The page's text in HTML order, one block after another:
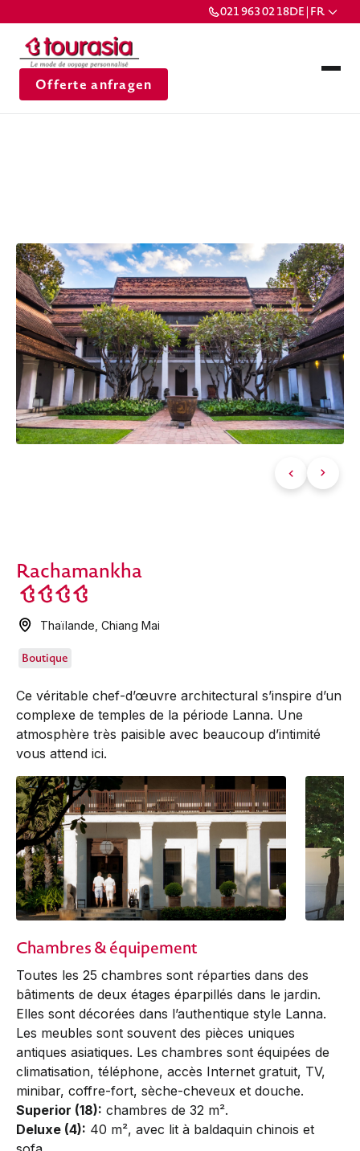
021 963 02 18DE | FR
Offerte anfragen
Rachamankha
Thaïlande ,Chiang Mai
Boutique
Ce véritable chef-d’œuvre architectural s’inspire d’un
complexe de temples de la période Lanna. Une
atmosphère très paisible avec beaucoup d’intimité
vous attend ici.
Chambres & équipement
Toutes les 25 chambres sont réparties dans des
bâtiments de deux étages éparpillés dans le jardin.
Elles sont décorées dans l’authentique style Lanna.
Les meubles sont souvent des pièces uniques
antiques asiatiques. Les chambres sont équipées de
climatisation, téléphone, accès Internet gratuit, TV,
minibar, coffre-fort, sèche-cheveux et douche.
Superior (18): chambres de 32 m².
Deluxe (4): 40 m², avec lit à baldaquin chinois et